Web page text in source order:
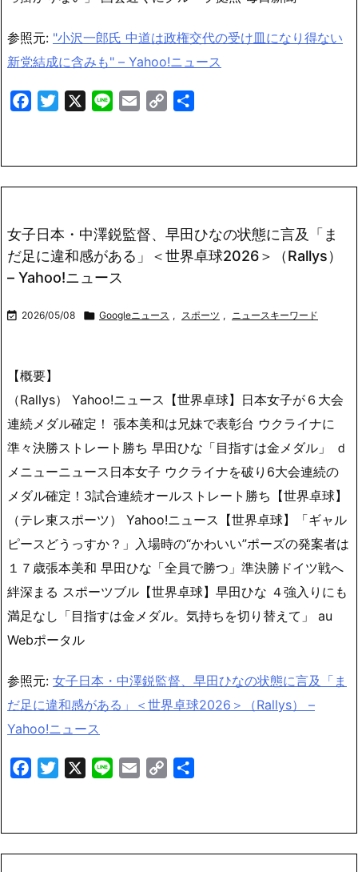
参照元: "小沢一郎氏 中道は政権交代の受け皿になり得ない
新党結成に含みも" – Yahoo!ニュース
FacebookTwitter Line Email
Copy
女子日本・中澤鋭監督、早田ひなの状態に言及「ま
だ足に違和感がある」＜世界卓球2026＞（Rallys）
– Yahoo!ニュース
 2026/05/08  Googleニュース , スポーツ , ニュースキーワード
【概要】
（Rallys） Yahoo!ニュース【世界卓球】日本女子が６大会
連続メダル確定！ 張本美和は兄妹で表彰台 ウクライナに
準々決勝ストレート勝ち 早田ひな「目指すは金メダル」 ｄ
メニューニュース日本女子 ウクライナを破り6大会連続の
メダル確定！3試合連続オールストレート勝ち【世界卓球】
（テレ東スポーツ） Yahoo!ニュース【世界卓球】「ギャル
ピースどうっすか？」入場時の“かわいい”ポーズの発案者は
１７歳張本美和 早田ひな「全員で勝つ」準決勝ドイツ戦へ
絆深まる スポーツブル【世界卓球】早田ひな ４強入りにも
満足なし「目指すは金メダル。気持ちを切り替えて」 au
Webポータル
参照元: 女子日本・中澤鋭監督、早田ひなの状態に言及「ま
だ足に違和感がある」＜世界卓球2026＞（Rallys） –
Yahoo!ニュース
FacebookTwitter Line Email
Copy